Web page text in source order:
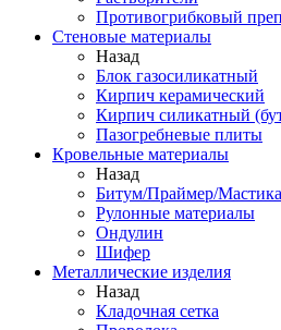
Противогрибковый
Стеновые материалы
Назад
Блок газосиликатный
Кирпич керамический
Кирпич силикатный
Пазогребневые плиты
Кровельные материалы
Назад
Битум/Праймер/Мастика
Рулонные материалы
Ондулин
Шифер
Металлические изделия
Назад
Кладочная сетка